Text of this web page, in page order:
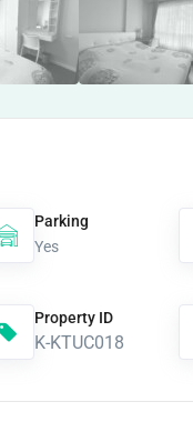
Parking
Yes
Property ID
K-KTUC018